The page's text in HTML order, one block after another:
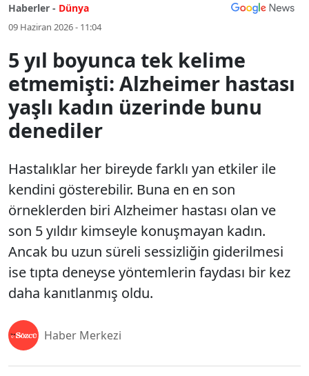
Haberler - Dünya
09 Haziran 2026 - 11:04
5 yıl boyunca tek kelime
etmemişti: Alzheimer hastası
yaşlı kadın üzerinde bunu
denediler
Hastalıklar her bireyde farklı yan etkiler ile
kendini gösterebilir. Buna en en son
örneklerden biri Alzheimer hastası olan ve
son 5 yıldır kimseyle konuşmayan kadın.
Ancak bu uzun süreli sessizliğin giderilmesi
ise tıpta deneyse yöntemlerin faydası bir kez
daha kanıtlanmış oldu.
Haber Merkezi